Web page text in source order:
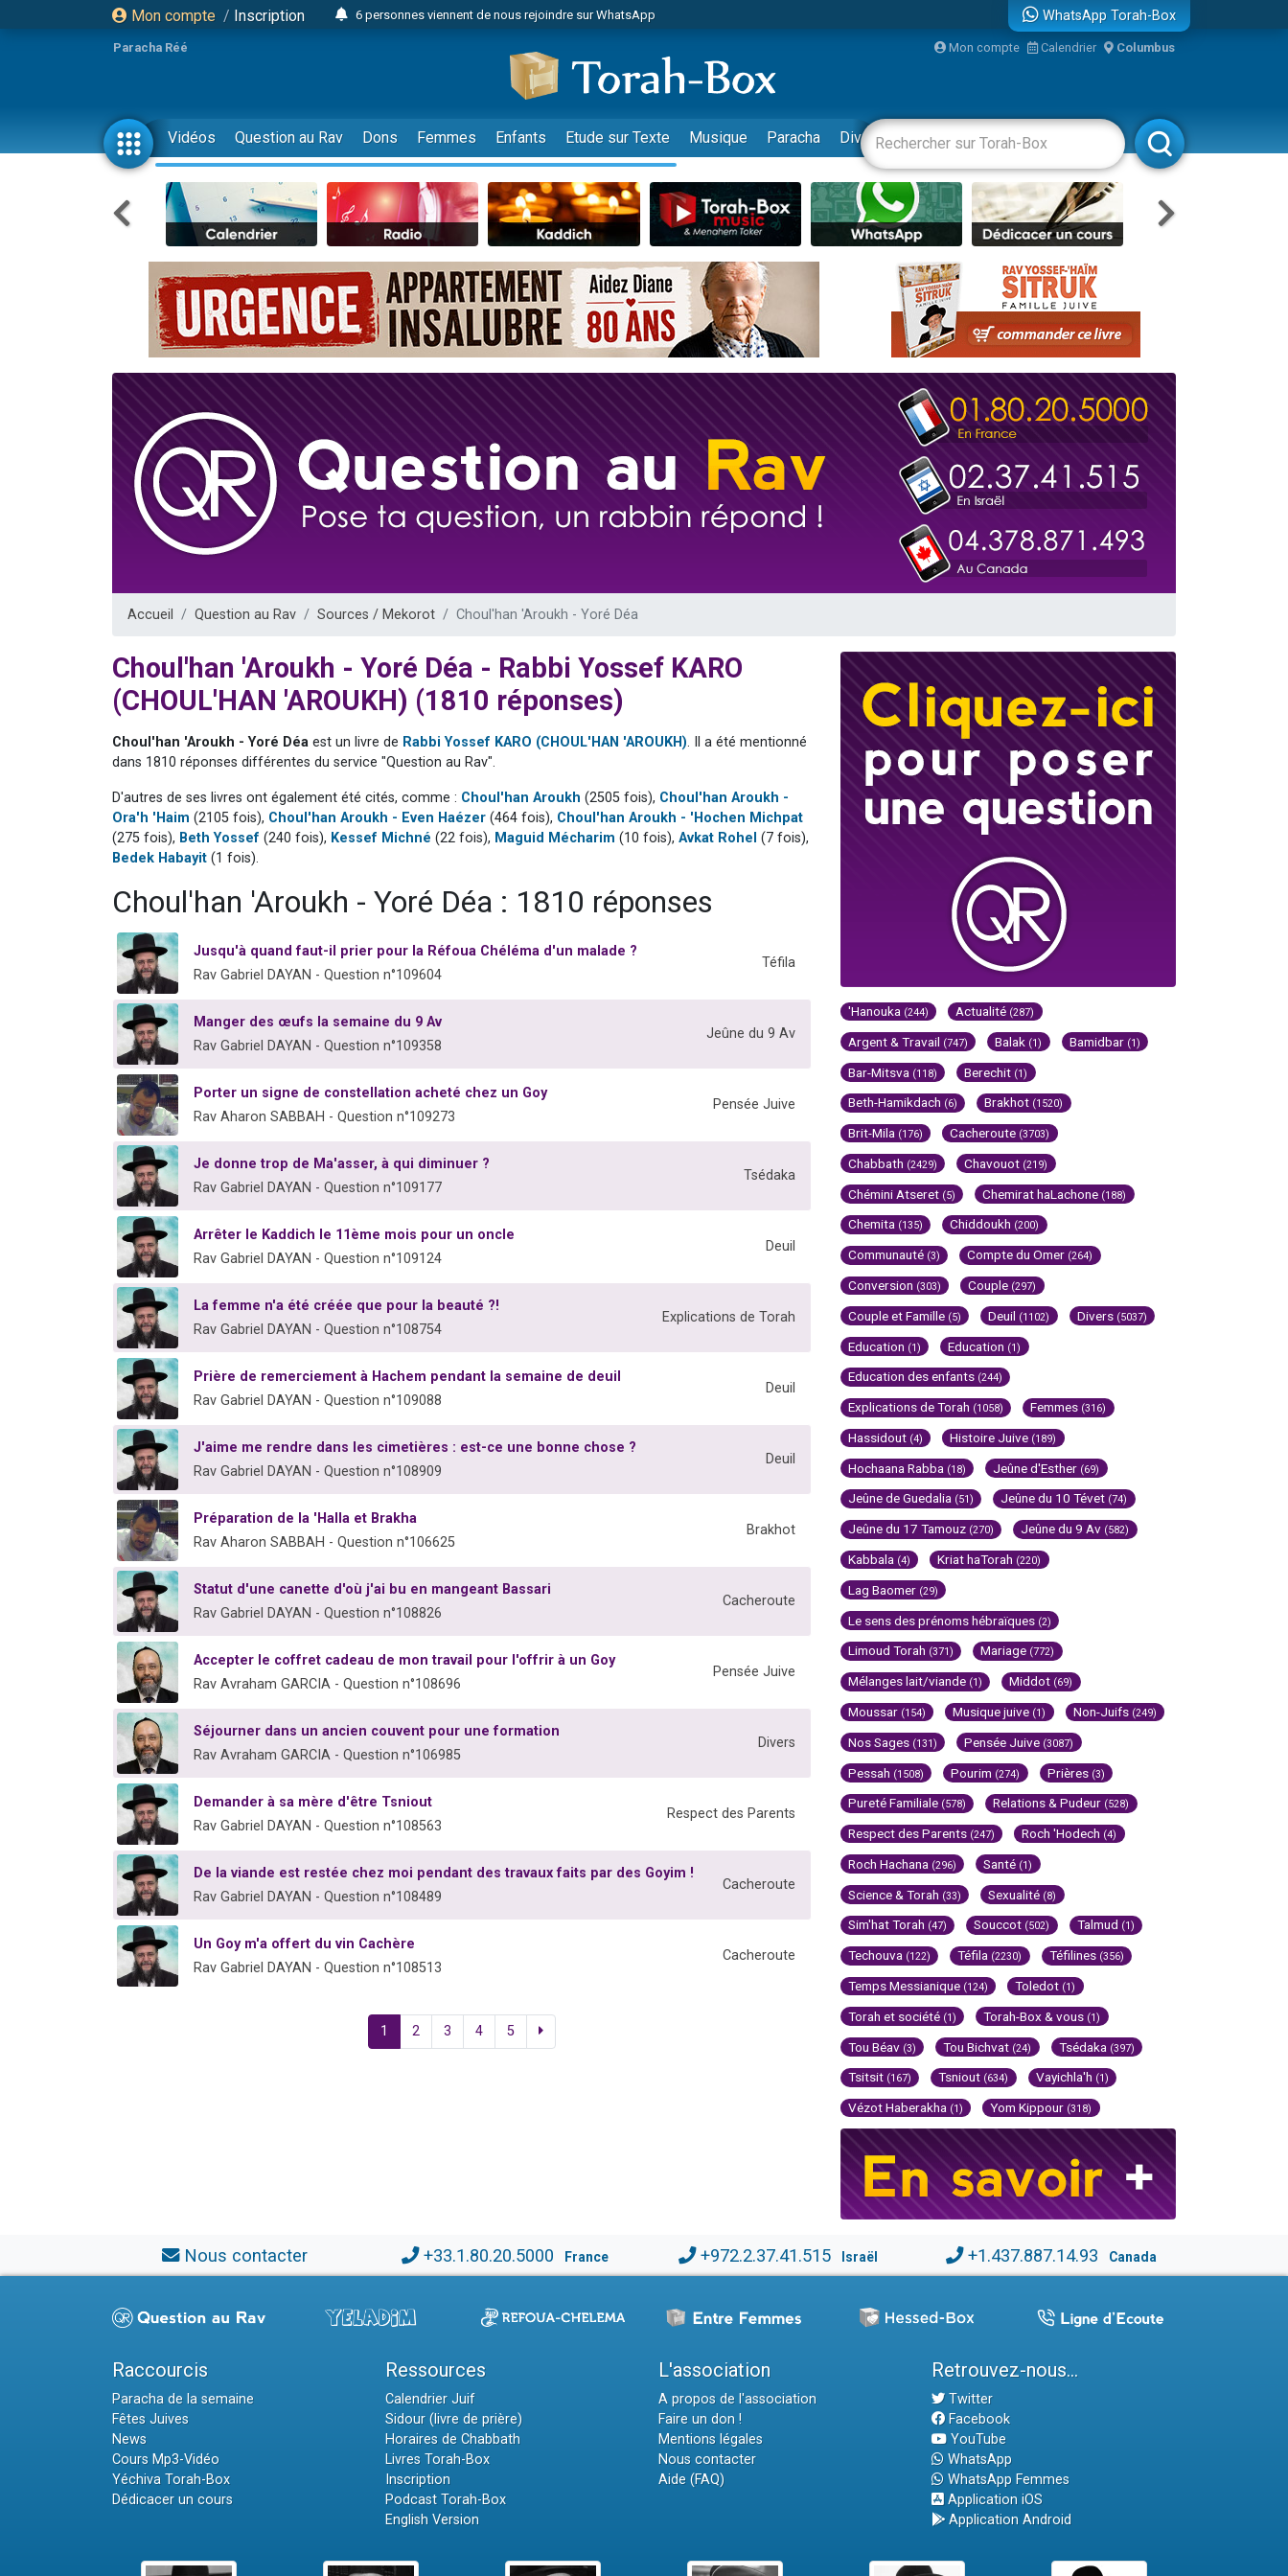
Mon compte / Inscription
4 personnes viennent de faire un don pour Reloger Rivka, 6 enfants, victime de violences...
2 personnes viennent de faire un don pour 1 Journée de Vacances Pour les Enfants
17 personnes viennent de demander une bénédiction
Il reste 49 places pour étudier en groupe sur Zoom
23 personnes viennent de faire un don pour Diane, 80 ans, dans un appartement insalubre
Eva vient de donner son Maasser
4 personnes viennent de nous rejoindre sur WhatsApp
3 personnes viennent de faire un don pour 5 jours de vacances aux Orphelins
Odaya vient de donner son Maasser
13 personnes viennent de demander une bénédiction
30 personnes viennent de faire un don pour Sauvez la jambe de Yohan
Il reste 49 places pour étudier en groupe sur Zoom
12 nouvelles musiques dans Torah-Box Music
3 personnes viennent de nous rejoindre sur WhatsApp
2 personnes viennent de nous rejoindre sur WhatsApp
WhatsApp Torah-Box
Paracha Réé Mon compte Calendrier Columbus
Vidéos Question au Rav Dons Femmes Enfants Etude sur Texte Musique Paracha Divertissements Livres Rabbanim
Accueil Question au Rav Sources / Mekorot Choul'han 'Aroukh - Yoré Déa
Choul'han 'Aroukh - Yoré Déa - Rabbi Yossef KARO
(CHOUL'HAN 'AROUKH) (1810 réponses)
Choul'han 'Aroukh - Yoré Déa est un livre de Rabbi Yossef KARO (CHOUL'HAN 'AROUKH). Il a été mentionné
dans 1810 réponses différentes du service "Question au Rav".
D'autres de ses livres ont également été cités, comme : Choul'han Aroukh (2505 fois), Choul'han Aroukh -
Ora'h 'Haim (2105 fois), Choul'han Aroukh - Even Haézer (464 fois), Choul'han Aroukh - 'Hochen Michpat
(275 fois), Beth Yossef (240 fois), Kessef Michné (22 fois), Maguid Mécharim (10 fois), Avkat Rohel (7 fois),
Bedek Habayit (1 fois).
Choul'han 'Aroukh - Yoré Déa : 1810 réponses
Jusqu'à quand faut-il prier pour la Réfoua Chéléma d'un malade ?
Rav Gabriel DAYAN - Question n°109604
Téfila
Manger des œufs la semaine du 9 Av
Rav Gabriel DAYAN - Question n°109358
Jeûne du 9 Av
Porter un signe de constellation acheté chez un Goy
Rav Aharon SABBAH - Question n°109273
Pensée Juive
Je donne trop de Ma'asser, à qui diminuer ?
Rav Gabriel DAYAN - Question n°109177
Tsédaka
Arrêter le Kaddich le 11ème mois pour un oncle
Rav Gabriel DAYAN - Question n°109124
Deuil
La femme n'a été créée que pour la beauté ?!
Rav Gabriel DAYAN - Question n°108754
Explications de Torah
Prière de remerciement à Hachem pendant la semaine de deuil
Rav Gabriel DAYAN - Question n°109088
Deuil
J'aime me rendre dans les cimetières : est-ce une bonne chose ?
Rav Gabriel DAYAN - Question n°108909
Deuil
Préparation de la 'Halla et Brakha
Rav Aharon SABBAH - Question n°106625
Brakhot
Statut d'une canette d'où j'ai bu en mangeant Bassari
Rav Gabriel DAYAN - Question n°108826
Cacheroute
Accepter le coffret cadeau de mon travail pour l'offrir à un Goy
Rav Avraham GARCIA - Question n°108696
Pensée Juive
Séjourner dans un ancien couvent pour une formation
Rav Avraham GARCIA - Question n°106985
Divers
Demander à sa mère d'être Tsniout
Rav Gabriel DAYAN - Question n°108563
Respect des Parents
De la viande est restée chez moi pendant des travaux faits par des Goyim !
Rav Gabriel DAYAN - Question n°108489
Cacheroute
Un Goy m'a offert du vin Cachère
Rav Gabriel DAYAN - Question n°108513
Cacheroute
1 2 3 4 5
'Hanouka (244) Actualité (287)
Argent & Travail (747) Balak (1) Bamidbar (1)
Bar-Mitsva (118) Berechit (1)
Beth-Hamikdach (6) Brakhot (1520)
Brit-Mila (176) Cacheroute (3703)
Chabbath (2429) Chavouot (219)
Chémini Atseret (5) Chemirat haLachone (188)
Chemita (135) Chiddoukh (200)
Communauté (3) Compte du Omer (264)
Conversion (303) Couple (297)
Couple et Famille (5) Deuil (1102) Divers (5037)
Education (1) Education (1)
Education des enfants (244)
Explications de Torah (1058) Femmes (316)
Hassidout (4) Histoire Juive (189)
Hochaana Rabba (18) Jeûne d'Esther (69)
Jeûne de Guedalia (51) Jeûne du 10 Tévet (74)
Jeûne du 17 Tamouz (270) Jeûne du 9 Av (582)
Kabbala (4) Kriat haTorah (220)
Lag Baomer (29)
Le sens des prénoms hébraïques (2)
Limoud Torah (371) Mariage (772)
Mélanges lait/viande (1) Middot (69)
Moussar (154) Musique juive (1) Non-Juifs (249)
Nos Sages (131) Pensée Juive (3087)
Pessah (1508) Pourim (274) Prières (3)
Pureté Familiale (578) Relations & Pudeur (528)
Respect des Parents (247) Roch 'Hodech (4)
Roch Hachana (296) Santé (1)
Science & Torah (33) Sexualité (8)
Sim'hat Torah (47) Souccot (502) Talmud (1)
Techouva (122) Téfila (2230) Téfilines (356)
Temps Messianique (124) Toledot (1)
Torah et société (1) Torah-Box & vous (1)
Tou Béav (3) Tou Bichvat (24) Tsédaka (397)
Tsitsit (167) Tsniout (634) Vayichla'h (1)
Vézot Haberakha (1) Yom Kippour (318)
Nous contacter +33.1.80.20.5000 France +972.2.37.41.515 Israël +1.437.887.14.93 Canada
Raccourcis
Paracha de la semaine
Fêtes Juives
News
Cours Mp3-Vidéo
Yéchiva Torah-Box
Dédicacer un cours
Ressources
Calendrier Juif
Sidour (livre de prière)
Horaires de Chabbath
Livres Torah-Box
Inscription
Podcast Torah-Box
English Version
L'association
A propos de l'association
Faire un don !
Mentions légales
Nous contacter
Aide (FAQ)
Retrouvez-nous...
Twitter
Facebook
YouTube
WhatsApp
WhatsApp Femmes
Application iOS
Application Android